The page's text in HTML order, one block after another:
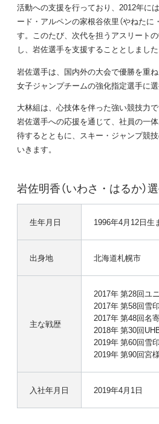
活動への支援を行っており、2012年に
ード・アルペンの家根谷依里（やねたに
す。このたび、次代を担うアスリート
し、岩佐選手を支援することとしました
岩佐選手は、国内外の大会で優勝を重
女子ジャンプチームの強化指定選手に選
大林組は、心技体を伴った強い競技力
岩佐選手への応援を通じて、社員の一
待するとともに、スキー・ジャンプ競
いきます。
岩佐明香（いわさ・はるか）
生年月日 1996年4月12日生
出身地 北海道札幌市
主な戦歴
2017年 第28回ユ
2017年 第58回雪
2017年 第48回名
2018年 第30回
2019年 第60回雪
2019年 第90回宮
入社年月日 2019年4月1日